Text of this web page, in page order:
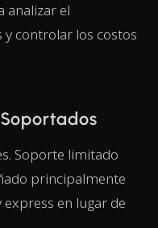
analizar el
controlar los costos
Soporte limitado
principalmente
en lugar de